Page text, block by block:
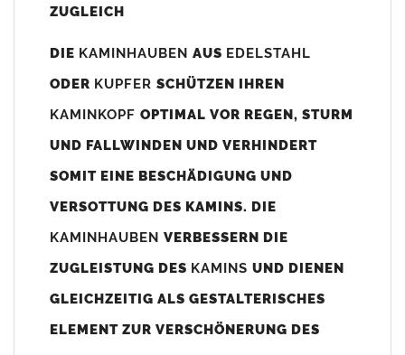
800mm x 740-800mm angefertigt (siehe Bild/Zeichnung unten).
angefertigt werden (bitte anfragen).
(siehe Bild/Zeichnung unten) angefertigt. Sollten die Bohrungen
nicht passen dann bitte "ohne"Bohrungen (Auswahlfeld)
bis 500mm Kaminbreite: Abstand vom Kaminrand ca.
80mm
ZUGLEICH
DIE KAMINHAUBEN AUS EDELSTAHL
ODER KUPFER SCHÜTZEN IHREN
KAMINKOPF OPTIMAL VOR REGEN, STURM
UND FALLWINDEN UND VERHINDERT
SOMIT EINE BESCHÄDIGUNG UND
VERSOTTUNG DES KAMINS. DIE
KAMINHAUBEN VERBESSERN DIE
ZUGLEISTUNG DES KAMINS UND DIENEN
GLEICHZEITIG ALS GESTALTERISCHES
ELEMENT ZUR VERSCHÖNERUNG DES